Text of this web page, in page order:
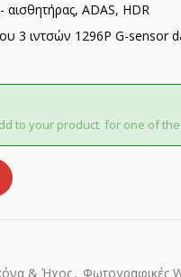
αισθητήρας, ADAS, HDR
3 ιντσών 1296P G-sensor
to your product for one of
& Ήχος, Φωτογραφικές